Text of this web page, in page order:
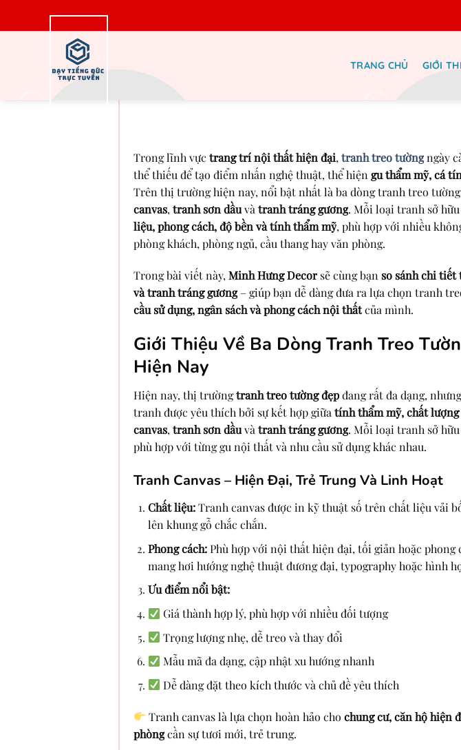
TRANG CHỦ GIỚI
Trong lĩnh vực trang trí nội thất hiện đại, tranh treo tườngngày
thể thiếu để tạo điểm nhấn nghệ thuật, thể hiện gu thẩm mỹ, cá
Trên thị trường hiện nay, nổi bật nhất là ba dòng tranh treo tường
canvas, tranh sơn dầuvà tranh tráng gương. Mỗi loại tranh sở
liệu, phong cách, độ bền và tính thẩm mỹ, phù hợp với nhiều
phòng khách, phòng ngủ, cầu thang hay văn phòng.
Trong bài viết này, Minh Hưng Decor sẽ cùng bạn so sánh chi tiết
và tranh tráng gương – giúp bạn dễ dàng đưa ra lựa chọn tranh
cầu sử dụng, ngân sách và phong cách nội thấtcủa mình.
Giới Thiệu Về Ba Dòng Tranh Treo
Hiện Nay
Hiện nay, thị trườngtranh treo tường đẹpđang rất đa dạng,
tranh được yêu thích bởi sự kết hợp giữatính thẩm mỹ, chất
canvas,tranh sơn dầuvàtranh tráng gương. Mỗi loại tranh sở
phù hợp với từng gu nội thất và nhu cầu sử dụng khác nhau.
Tranh Canvas – Hiện Đại, Trẻ Trung Và Linh Hoạt
Chất liệu:Tranh canvas được in kỹ thuật số trên chất liệu vải
lên khung gỗ chắc chắn.
Phong cách:Phù hợp với nội thất hiện đại, tối giản hoặc phong
mang hơi hướng nghệ thuật đương đại, typography hoặc hình
Ưu điểm nổi bật:
Giá thành hợp lý, phù hợp với nhiều đối tượng
Trọng lượng nhẹ, dễ treo và thay đổi
Mẫu mã đa dạng, cập nhật xu hướng nhanh
Dễ dàng đặt theo kích thước và chủ đề yêu thích
Tranh canvas là lựa chọn hoàn hảo chochung cư, căn hộ hiện
phòngcần sự tươi mới, trẻ trung.